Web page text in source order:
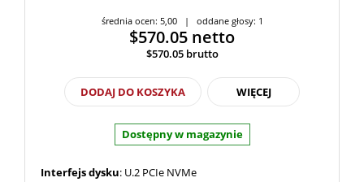
średnia ocen: 5,00 | oddane głosy: 1
$570.05 netto
$570.05 brutto
DODAJ DO KOSZYKA WIĘCEJ
Dostępny w magazynie
Interfejs dysku: U.2 PCIe NVMe